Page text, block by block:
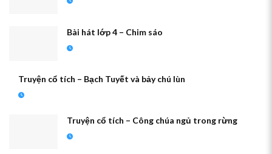
Bài hát lớp 4 – Chim sáo
Truyện cổ tích – Bạch Tuyết và bảy chú lùn
Truyện cổ tích – Công chúa ngủ trong rừng